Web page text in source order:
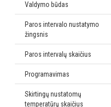
Valdymo būdas
Paros intervalo nustatymo
žingsnis
Paros intervalų skaičius
Programavimas
Skirtingų nustatomų
temperatūrų skaičius